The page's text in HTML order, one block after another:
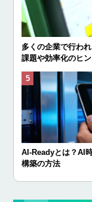
多くの企業で行わ
課題や効率化のヒ
AI-Readyとは？AI
構築の方法